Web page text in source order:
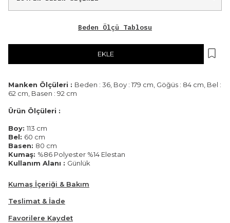
Beden Ölçü Tablosu
EKLE
Manken Ölçüleri : Beden : 36, Boy : 179 cm, Göğüs : 84 cm, Bel :
62 cm, Basen : 92 cm
Ürün Ölçüleri :
Boy: 113 cm
Bel: 60 cm
Basen: 80 cm
Kumaş: %86 Polyester %14 Elestan
Kullanım Alanı : Günlük
Kumaş İçeriği & Bakım
Teslimat & İade
Favorilere Kaydet